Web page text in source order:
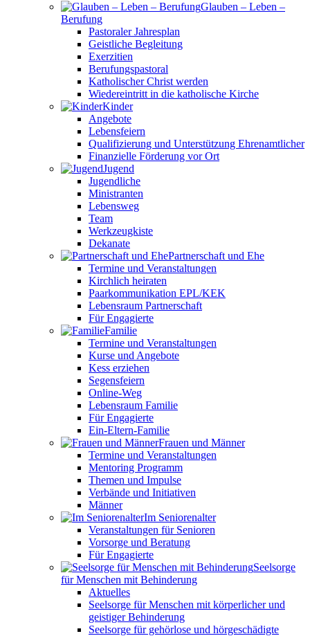
Glauben – Leben –
Berufung
Pastoraler Jahresplan
Geistliche Begleitung
Exerzitien
Berufungspastoral
Katholischer Christ werden
Wiedereintritt in die katholische Kirche
Kinder
Angebote
Lebensfeiern
Qualifizierung und Unterstützung Ehrenamtlicher
Finanzielle Förderung vor Ort
Jugend
Jugendliche
Ministranten
Lebensweg
Team
Werkzeugkiste
Dekanate
Partnerschaft und Ehe
Termine und Veranstaltungen
Kirchlich heiraten
Paarkommunikation EPL/KEK
Lebensraum Partnerschaft
Für Engagierte
Familie
Termine und Veranstaltungen
Kurse und Angebote
Kess erziehen
Segensfeiern
Online-Weg
Lebensraum Familie
Für Engagierte
Ein-Eltern-Familie
Frauen und Männer
Termine und Veranstaltungen
Mentoring Programm
Themen und Impulse
Verbände und Initiativen
Männer
Im Seniorenalter
Veranstaltungen für Senioren
Vorsorge und Beratung
Für Engagierte
Seelsorge
für Menschen mit Behinderung
Aktuelles
Seelsorge für Menschen mit körperlicher und
geistiger Behinderung
Seelsorge für gehörlose und hörgeschädigte